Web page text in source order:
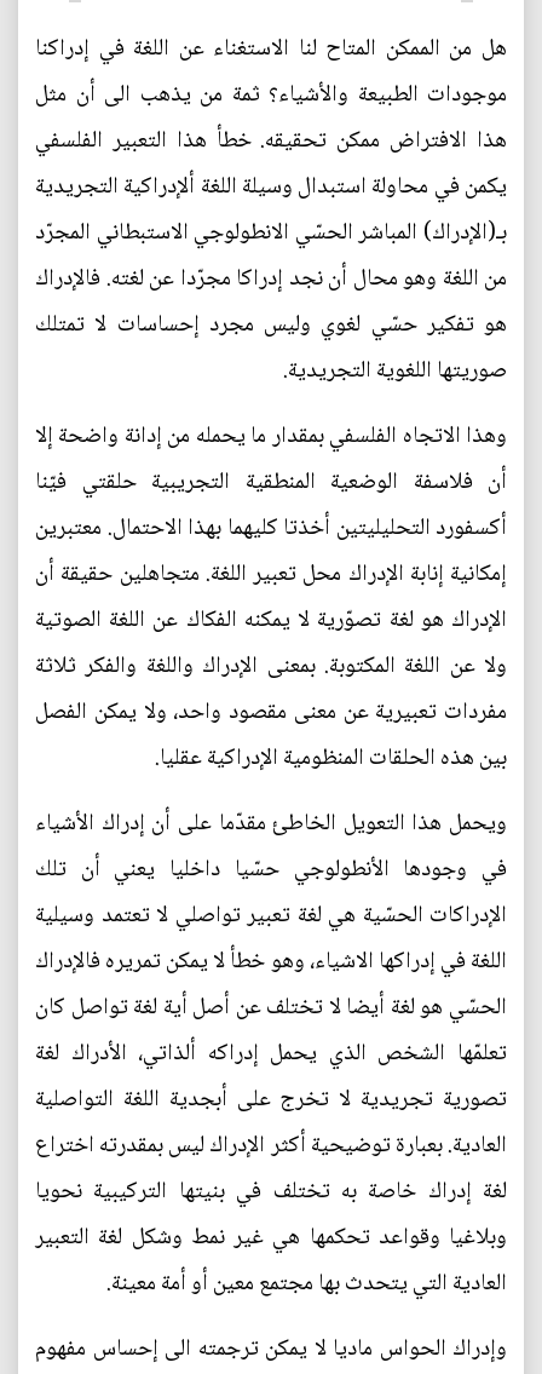
هل من الممكن المتاح لنا الاستغناء عن اللغة في إدراكنا
موجودات الطبيعة والأشياء؟ ثمة من يذهب الى أن مثل
هذا الافتراض ممكن تحقيقه. خطأ هذا التعبير الفلسفي
يكمن في محاولة استبدال وسيلة اللغة ألإدراكية التجريدية
بـ(الإدراك) المباشر الحسّي الانطولوجي الاستبطاني المجرّد
من اللغة وهو محال أن نجد إدراكا مجرّدا عن لغته. فالإدراك
هو تفكير حسّي لغوي وليس مجرد إحساسات لا تمتلك
صوريتها اللغوية التجريدية.
وهذا الاتجاه الفلسفي بمقدار ما يحمله من إدانة واضحة إلا
أن فلاسفة الوضعية المنطقية التجريبية حلقتي فيّنا
أكسفورد التحليليتين أخذتا كليهما بهذا الاحتمال. معتبرين
إمكانية إنابة الإدراك محل تعبير اللغة. متجاهلين حقيقة أن
الإدراك هو لغة تصوّرية لا يمكنه الفكاك عن اللغة الصوتية
ولا عن اللغة المكتوبة. بمعنى الإدراك واللغة والفكر ثلاثة
مفردات تعبيرية عن معنى مقصود واحد، ولا يمكن الفصل
بين هذه الحلقات المنظومية الإدراكية عقليا.
ويحمل هذا التعويل الخاطئ مقدّما على أن إدراك الأشياء
في وجودها الأنطولوجي حسّيا داخليا يعني أن تلك
الإدراكات الحسّية هي لغة تعبير تواصلي لا تعتمد وسيلية
اللغة في إدراكها الاشياء، وهو خطأ لا يمكن تمريره فالإدراك
الحسّي هو لغة أيضا لا تختلف عن أصل أية لغة تواصل كان
تعلمّها الشخص الذي يحمل إدراكه ألذاتي، الأدراك لغة
تصورية تجريدية لا تخرج على أبجدية اللغة التواصلية
العادية. بعبارة توضيحية أكثر الإدراك ليس بمقدرته اختراع
لغة إدراك خاصة به تختلف في بنيتها التركيبية نحويا
وبلاغيا وقواعد تحكمها هي غير نمط وشكل لغة التعبير
العادية التي يتحدث بها مجتمع معين أو أمة معينة.
وإدراك الحواس ماديا لا يمكن ترجمته الى إحساس مفهوم